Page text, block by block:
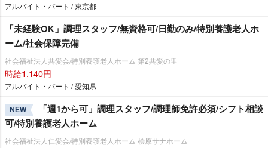
アルバイト・パート / 東京都
「未経験OK」調理スタッフ/無資格可/日勤のみ/特別養護老人ホ
ーム/社会保障完備
社会福祉法人共愛会/特別養護老人ホーム 第2共愛の里
時給1,140円
アルバイト・パート / 愛知県
NEW
「週1から可」調理スタッフ/調理師免許必須/シフト相談
可/特別養護老人ホーム
社会福祉法人仁愛会/特別養護老人ホーム 桧原サナホーム